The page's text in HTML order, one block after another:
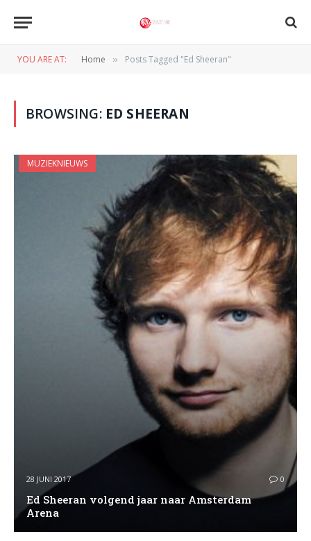
YOU ARE AT: Home » Posts Tagged "Ed Sheeran"
BROWSING: ED SHEERAN
MUZIEKNIEUWS
28 JUNI 2017 0
Ed Sheeran volgend jaar naar Amsterdam
Arena